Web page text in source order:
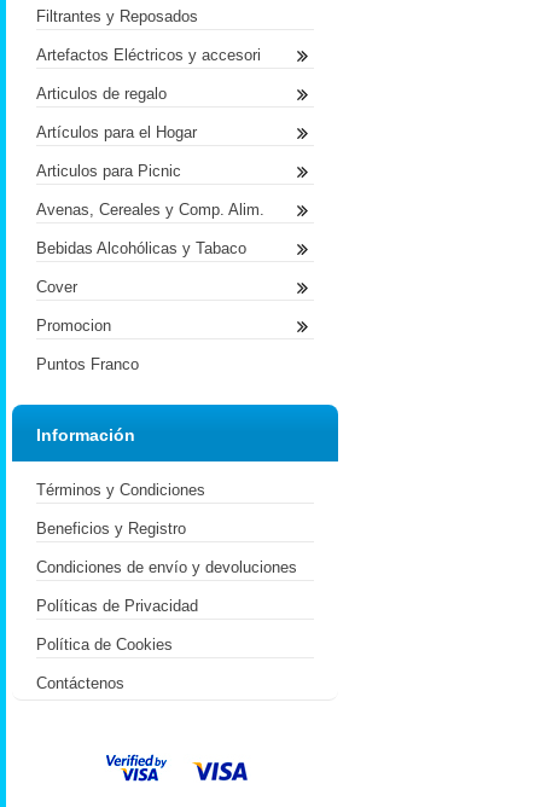
Filtrantes y Reposados
Artefactos Eléctricos y accesori
Articulos de regalo
Artículos para el Hogar
Articulos para Picnic
Avenas, Cereales y Comp. Alim.
Bebidas Alcohólicas y Tabaco
Cover
Promocion
Puntos Franco
Información
Términos y Condiciones
Beneficios y Registro
Condiciones de envío y devoluciones
Políticas de Privacidad
Política de Cookies
Contáctenos